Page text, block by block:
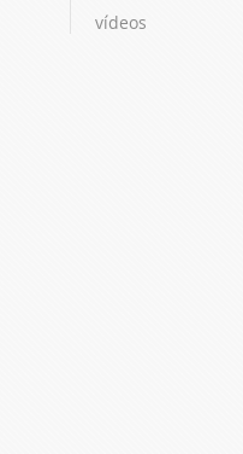
vídeos